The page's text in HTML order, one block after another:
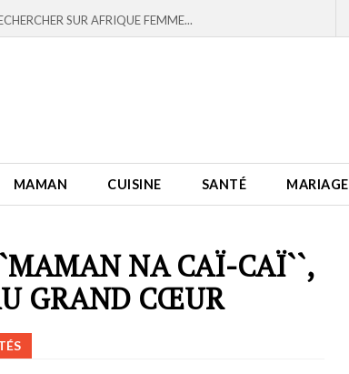
MAMAN CUISINE SANTÉ MARIAGE
NA CAÏ-CAÏ``,
GRAND CŒUR